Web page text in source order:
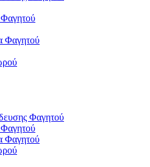
Φαγητού
Φαγητού
Φαγητού